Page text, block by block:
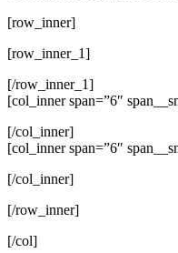
[row_inner]
[row_inner_1]
[/row_inner_1]
[col_inner span=”6″
[/col_inner]
[col_inner span=”6″
[/col_inner]
[/row_inner]
[/col]